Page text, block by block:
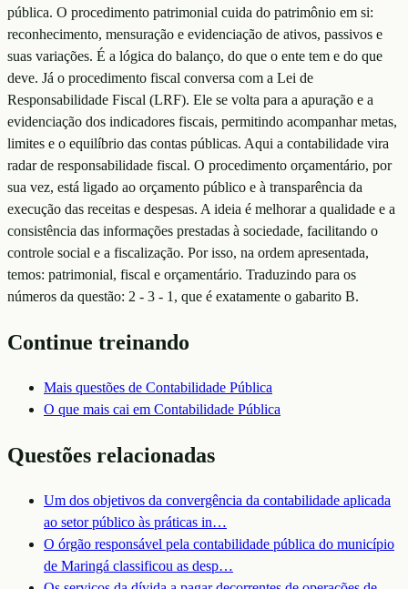
pública. O procedimento patrimonial cuida do patrimônio em si:
reconhecimento, mensuração e evidenciação de ativos, passivos e
suas variações. É a lógica do balanço, do que o ente tem e do que
deve. Já o procedimento fiscal conversa com a Lei de
Responsabilidade Fiscal (LRF). Ele se volta para a apuração e a
evidenciação dos indicadores fiscais, permitindo acompanhar metas,
limites e o equilíbrio das contas públicas. Aqui a contabilidade vira
radar de responsabilidade fiscal. O procedimento orçamentário, por
sua vez, está ligado ao orçamento público e à transparência da
execução das receitas e despesas. A ideia é melhorar a qualidade e a
consistência das informações prestadas à sociedade, facilitando o
controle social e a fiscalização. Por isso, na ordem apresentada,
temos: patrimonial, fiscal e orçamentário. Traduzindo para os
números da questão: 2 - 3 - 1, que é exatamente o gabarito B.
Continue treinando
Mais questões de Contabilidade Pública
O que mais cai em Contabilidade Pública
Questões relacionadas
Um dos objetivos da convergência da contabilidade aplicada
ao setor público às práticas in…
O órgão responsável pela contabilidade pública do município
de Maringá classificou as desp…